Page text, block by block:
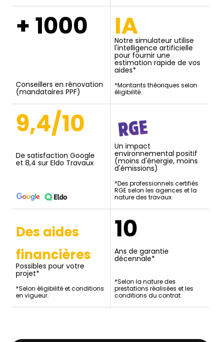
+ 1000
Conseillers en rénovation
(mandataires PPF)
IA
Notre simulateur utilise
l'intelligence artificielle
pour fournir une
estimation rapide de vos
aides*
*Montants théoriques selon
éligibilité.
9,4/10
De satisfaction Google
et 8,4 sur Eldo Travaux
Un impact
environnemental positif
(moins d'énergie, moins
d'émissions)
*Des professionnels certifiés
RGE selon les agences et la
nature des travaux
Des aides
financières
Possibles pour votre
projet*
*Selon éligibilité et conditions
en vigueur.
10
Ans de garantie
décennale*
*Selon la nature des
prestations réalisées et les
conditions du contrat.